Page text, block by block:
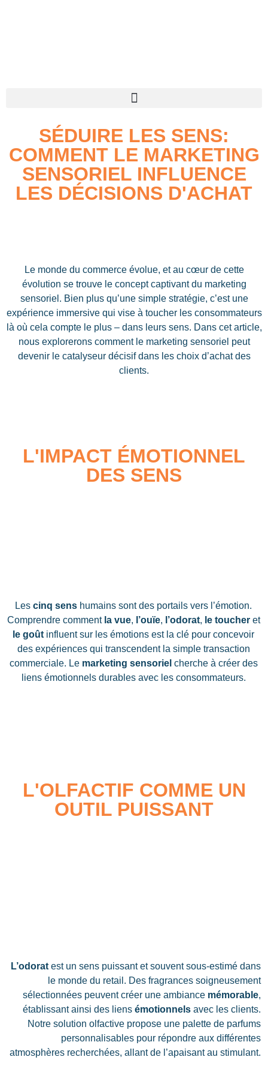
SÉDUIRE LES SENS:
COMMENT LE MARKETING
SENSORIEL INFLUENCE
LES DÉCISIONS D'ACHAT
Le monde du commerce évolue, et au cœur de cette
évolution se trouve le concept captivant du marketing
sensoriel. Bien plus qu’une simple stratégie, c’est une
expérience immersive qui vise à toucher les consommateurs
là où cela compte le plus – dans leurs sens. Dans cet article,
nous explorerons comment le marketing sensoriel peut
devenir le catalyseur décisif dans les choix d’achat des
clients.
L'IMPACT ÉMOTIONNEL
DES SENS
Lescinq sens humains sont des portails vers l’émotion.
Comprendre comment la vue, l’ouïe, l’odorat, le toucheret
le goût influent sur les émotions est la clé pour concevoir
des expériences qui transcendent la simple transaction
commerciale. Le marketing sensoriel cherche à créer des
liens émotionnels durables avec les consommateurs.
L'OLFACTIF COMME UN
OUTIL PUISSANT
L’odorat est un sens puissant et souvent sous-estimé dans
le monde du retail. Des fragrances soigneusement
sélectionnées peuvent créer une ambiance mémorable,
établissant ainsi des liensémotionnels avec les clients.
Notre solution olfactive propose une palette de parfums
personnalisables pour répondre aux différentes
atmosphères recherchées, allant de l’apaisant au stimulant.